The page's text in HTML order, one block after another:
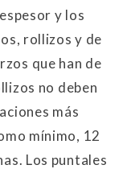
y los
rollizos y de
que han de
no deben
más
mínimo, 12
Los puntales